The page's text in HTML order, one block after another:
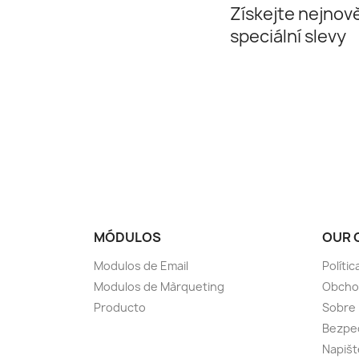
Získejte
speciální slevy
MÓDULOS
Modulos de Email
Modulos de Màrqueting
Producto
OUR